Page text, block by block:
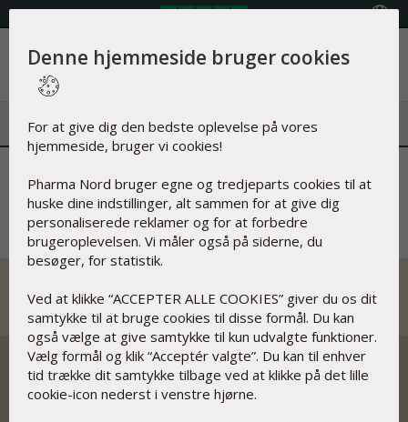
Menu
Der opstod en fejl
Denne hjemmeside bruger cookies
For at give dig den bedste oplevelse på vores
hjemmeside, bruger vi cookies!
Pharma Nord bruger egne og tredjeparts cookies til at
huske dine indstillinger, alt sammen for at give dig
personaliserede reklamer og for at forbedre
brugeroplevelsen. Vi måler også på siderne, du
besøger, for statistik.
Ved at klikke “ACCEPTER ALLE COOKIES” giver du os dit
samtykke til at bruge cookies til disse formål. Du kan
også vælge at give samtykke til kun udvalgte funktioner.
Vælg formål og klik “Acceptér valgte”. Du kan til enhver
tid trække dit samtykke tilbage ved at klikke på det lille
cookie-icon nederst i venstre hjørne.